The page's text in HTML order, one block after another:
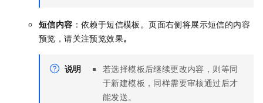
短信内容 ：依赖于短信模板。页面右侧将展示短信的内容
预览，请关注预览效果。
说明
若选择模板后继续更改内容，则等同
于新建模板，同样需要审核通过后才
能发送。